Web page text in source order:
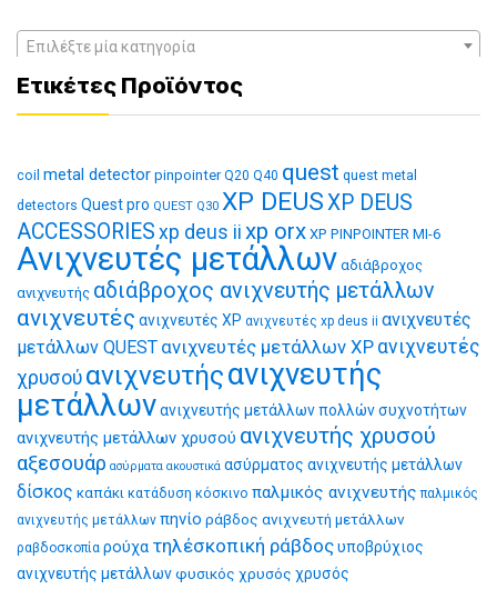
Επιλέξτε μία κατηγορία
Ετικέτες Προϊόντος
coil metal detector pinpointer Q20 Q40 quest quest metal
detectors Quest pro QUEST Q30 XP DEUSXP DEUS
ACCESSORIES xp deus ii xp orx XP PINPOINTER MI-6
Ανιχνευτές μετάλλων αδιάβροχος
ανιχνευτής αδιάβροχος ανιχνευτής μετάλλων
ανιχνευτές ανιχνευτές XP ανιχνευτές xp deus ii ανιχνευτές
μετάλλων QUEST ανιχνευτές μετάλλων XP ανιχνευτές
χρυσού ανιχνευτήςανιχνευτής
μετάλλωνανιχνευτής μετάλλων πολλών συχνοτήτων
ανιχνευτής μετάλλων χρυσού ανιχνευτής χρυσού
αξεσουάρ ασύρματα ακουστικά ασύρματος ανιχνευτής μετάλλων
δίσκος καπάκι κατάδυση κόσκινο παλμικός ανιχνευτής παλμικός
ανιχνευτής μετάλλων πηνίο ράβδος ανιχνευτή μετάλλων
ραβδοσκοπία ρούχα τηλέσκοπική ράβδοςυποβρύχιος
ανιχνευτής μετάλλωνφυσικός χρυσός χρυσός